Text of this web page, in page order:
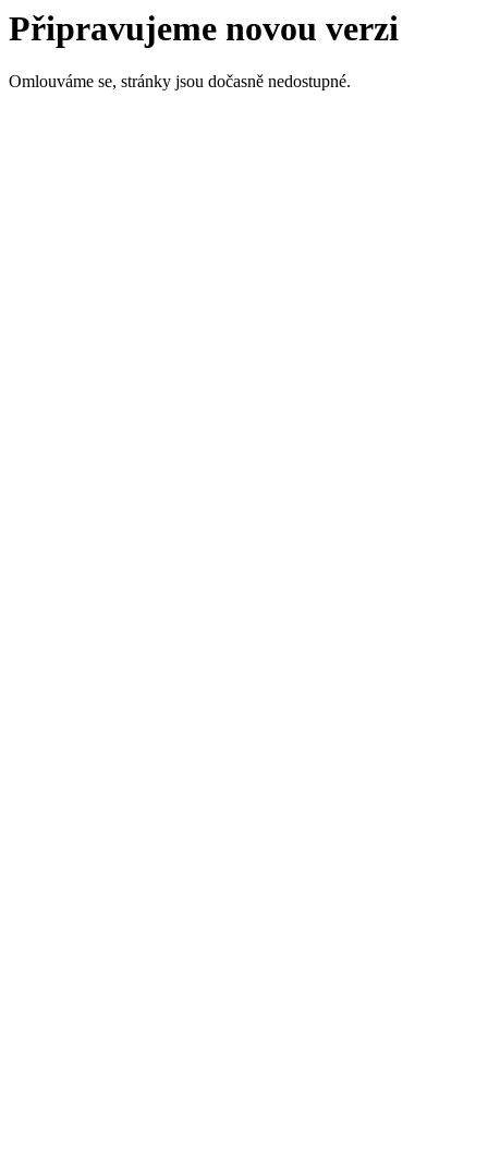
Připravujeme novou verzi
Omlouváme se, stránky jsou dočasně nedostupné.